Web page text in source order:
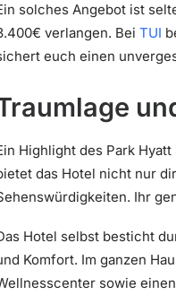
solches Angebot ist
verlangen. Bei TUI
euch einen
Highlight des Park
das Hotel nicht nur
Ihr
Hotel selbst besticht
Komfort. Im ganzen
sowie